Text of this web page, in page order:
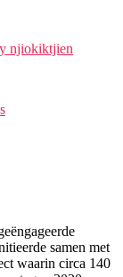
samen met
waarin circa 140